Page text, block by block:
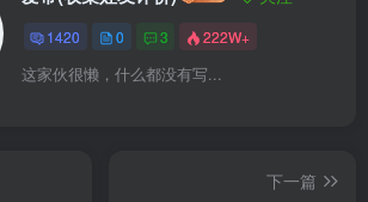
1420 0 3 222W+
这家伙很懒，什么都没有写...
下一篇